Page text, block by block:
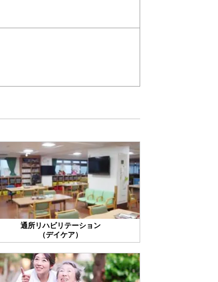
通所リハビリテーション
（デイケア）